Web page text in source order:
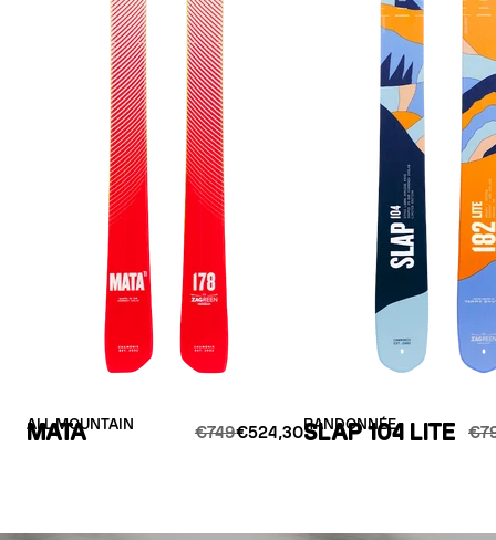
ALL MOUNTAIN
MATA €749€524,30RANDONNÉE
SLAP 104 LITE